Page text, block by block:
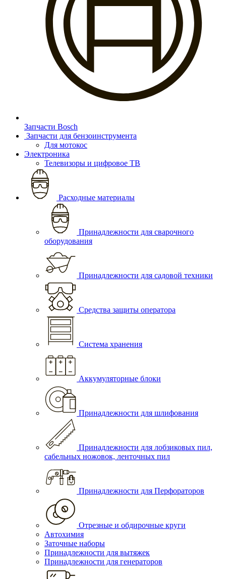
Запчасти Bosch
Запчасти для бензоинструмента
Для мотокос
Электроника
Телевизоры и цифровое ТВ
Расходные материалы
Принадлежности для сварочного
оборудования
Принадлежности для садовой техники
Средства защиты оператора
Система хранения
Аккумуляторные блоки
Принадлежности для шлифования
Принадлежности для лобзиковых пил,
сабельных ножовок, ленточных пил
Принадлежности для Перфораторов
Отрезные и обдирочные круги
Автохимия
Заточные наборы
Принадлежности для вытяжек
Принадлежности для генераторов